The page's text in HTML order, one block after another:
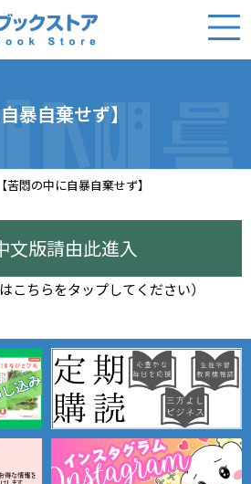
暴自棄せず】
苦悶の中に自暴自棄せず】
文版請由此進入
こちらをタップしてください）